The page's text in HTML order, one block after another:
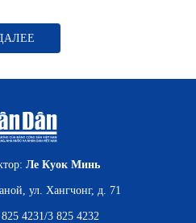
Ле Куок Минь
ул. Хангчонг, д. 71
4231/3 825 4232